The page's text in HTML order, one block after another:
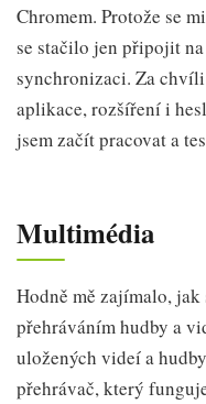
Chromem. Protože se
se stačilo jen připojit
synchronizaci. Za
aplikace, rozšíření i
jsem začít pracovat a
Multimédia
Hodně mě zajímalo,
přehráváním hudby a
uložených videí a
přehrávač, který